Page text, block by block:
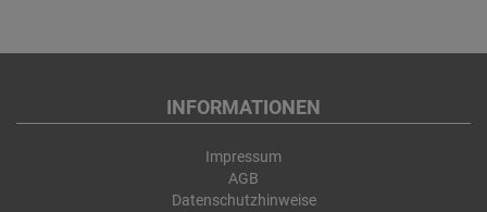
INFORMATIONEN
Impressum
AGB
Datenschutzhinweise